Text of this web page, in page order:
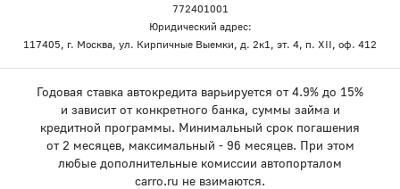
772401001
Юридический адрес:
117405, г. Москва, ул. Кирпичные Выемки, д. 2к1, эт. 4, п. XII, оф. 412
Годовая ставка автокредита варьируется от 4.9% до 15%
и зависит от конкретного банка, суммы займа и
кредитной программы. Минимальный срок погашения
от 2 месяцев, максимальный - 96 месяцев. При этом
любые дополнительные комиссии автопорталом
carro.ru не взимаются.